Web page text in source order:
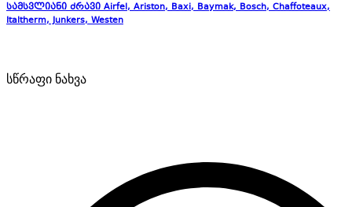
სამსვლიანი ძრავი Airfel, Ariston, Baxi, Baymak, Bosch, Chaffoteaux,
Italtherm, Junkers, Westen
სწრაფი ნახვა